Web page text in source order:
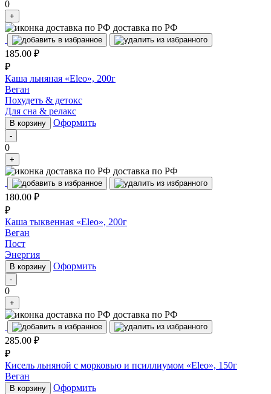
0
+
доставка по РФ
185.00 ₽
₽
Каша льняная «Eleo», 200г
Веган
Похудеть & детокс
Для сна & релакс
В корзину Оформить
-
0
+
доставка по РФ
180.00 ₽
₽
Каша тыквенная «Eleo», 200г
Веган
Пост
Энергия
В корзину Оформить
-
0
+
доставка по РФ
285.00 ₽
₽
Кисель льняной с морковью и псиллиумом «Eleo», 150г
Веган
В корзину Оформить